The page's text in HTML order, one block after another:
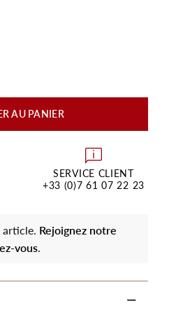
AU PANIER
SERVICE CLIENT
+33 (0)7 61 07 22 23
article. Rejoignez notre
vous.